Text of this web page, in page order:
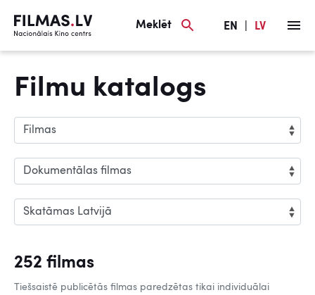
Meklēt EN LV
Filmu katalogs
252 filmas
Tiešsaistē publicētās filmas paredzētas tikai individuālai